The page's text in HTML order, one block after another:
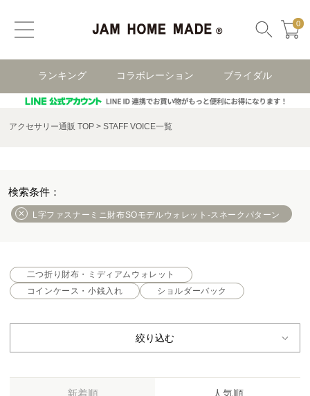
0
ランキング コラボレーション ブライダル
アクセサリー通販 TOP STAFF VOICE一覧
L字ファスナーミニ財布SOモデルウォレット-スネークパターン
二つ折り財布・ミディアムウォレット
コインケース・小銭入れ
ショルダーバック
絞り込む